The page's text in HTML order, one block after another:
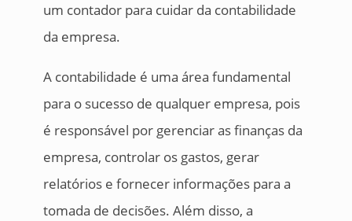
um contador para cuidar da contabilidade
da empresa.
A contabilidade é uma área fundamental
para o sucesso de qualquer empresa, pois
é responsável por gerenciar as finanças da
empresa, controlar os gastos, gerar
relatórios e fornecer informações para a
tomada de decisões. Além disso, a